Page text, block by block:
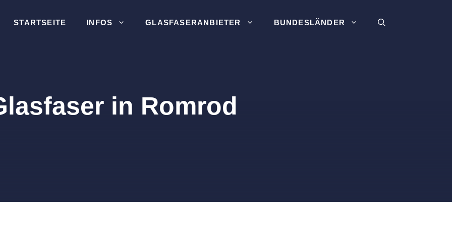
STARTSEITE INFOS GLASFASERANBIETER BUNDESLÄNDER
in Romrod